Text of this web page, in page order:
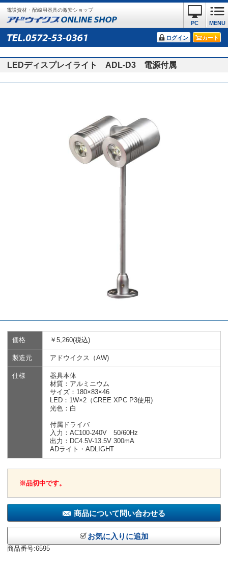
電設資材・配線用器具の激安ショップ
MENU
PC
ログイン カート
LEDディスプレイライト ADL-D3 電源付属
価格 ￥5,260(税込)
製造元 アドウイクス（AW)
仕様
器具本体
材質：アルミニウム
サイズ：180×83×46
LED：1W×2（CREE XPC P3使用)
光色：白
付属ドライバ
入力：AC100-240V 50/60Hz
出力：DC4.5V-13.5V 300mA
ADライト・ADLIGHT
※品切中です。
商品について問い合わせる
お気に入りに追加
商品番号:6595